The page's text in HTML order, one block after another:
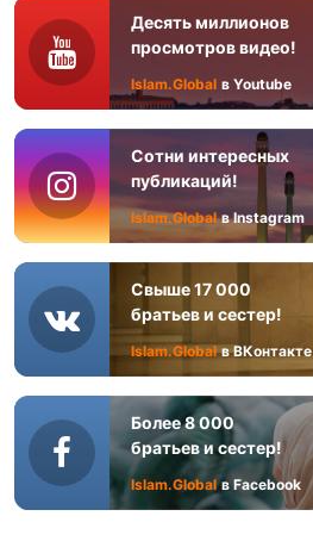
Десять миллионов
просмотров видео!
Islam.Global в Youtube
Сотни интересных
публикаций!
Islam.Global в Instagram
Свыше 17 000
братьев и сестер!
Islam.Global в ВКонтакте
Более 8 000
братьев и сестер!
Islam.Global в Facebook